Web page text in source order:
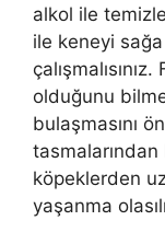
alkol ile
ile keneyi
olduğunu
bulaşmasını
köpeklerden
yaşanma